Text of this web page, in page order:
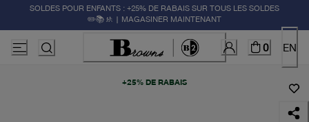
SOLDES POUR ENFANTS : +25% DE RABAIS SUR TOUS LES SOLDES
✏️📚🚸 | MAGASINER MAINTENANT
0 EN
+25% DE RABAIS